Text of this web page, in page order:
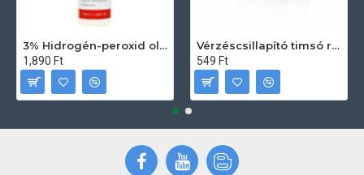
3% Hidrogén-peroxid oldat (sebfertőtlenítő) 100ml
1,890 Ft
Vérzéscsillapító timsó rúd 20db
549 Ft